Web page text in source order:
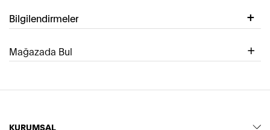
Bilgilendirmeler
Mağazada Bul
KURUMSAL